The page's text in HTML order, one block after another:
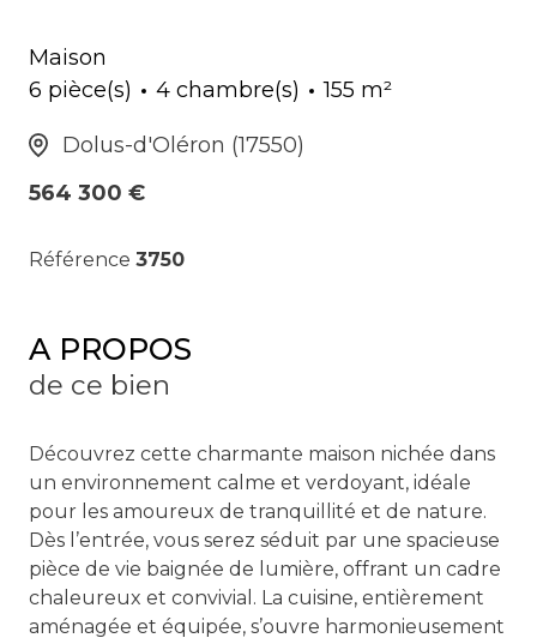
Maison
6 pièce(s)
4 chambre(s) 155 m²
Dolus-d'Oléron (17550)
564 300 €
Référence 3750
A PROPOS
de ce bien
Découvrez cette charmante maison nichée dans
un environnement calme et verdoyant, idéale
pour les amoureux de tranquillité et de nature.
Dès l’entrée, vous serez séduit par une spacieuse
pièce de vie baignée de lumière, offrant un cadre
chaleureux et convivial. La cuisine, entièrement
aménagée et équipée, s’ouvre harmonieusement